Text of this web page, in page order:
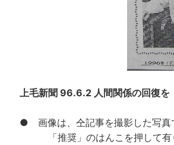
上毛新聞 96.6.2 人間関係の回復を
● 画像は、仝記事を撮影した写真で
「推奨」のはんこを押して有り